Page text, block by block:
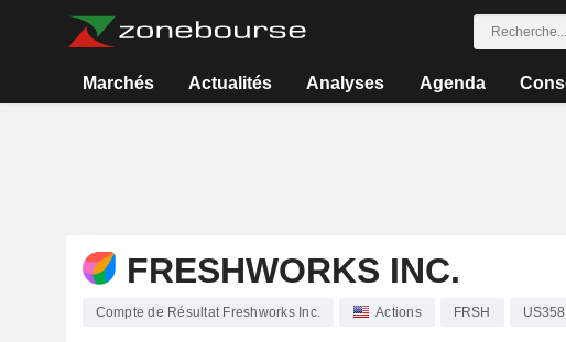
Marchés Actualités Analyses Agenda
FRESHWORKS INC.
Compte de Résultat Freshworks Inc. Actions FRSH